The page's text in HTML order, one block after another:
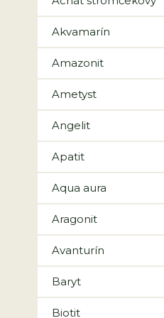
Akvamarín
Amazonit
Ametyst
Angelit
Apatit
Aqua aura
Aragonit
Avanturín
Baryt
Biotit